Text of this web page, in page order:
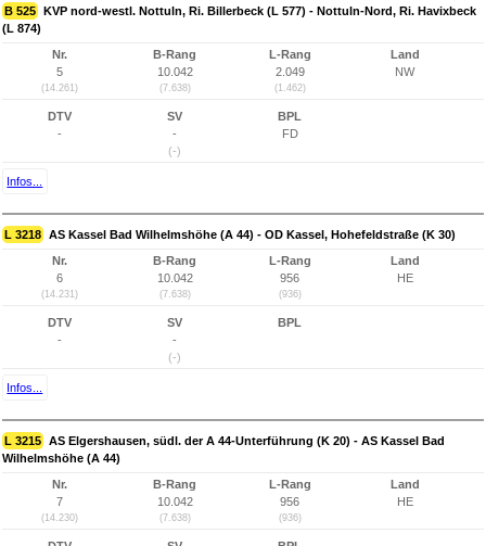
B 525 KVP nord-westl. Nottuln, Ri. Billerbeck (L 577) - Nottuln-Nord, Ri. Havixbeck
(L 874)
Nr.
5
(14.261)
B-Rang
10.042
(7.638)
L-Rang
2.049
(1.462)
Land
NW
DTV
-
SV
-
(-)
BPL
FD
Infos...
L 3218 AS Kassel Bad Wilhelmshöhe (A 44) - OD Kassel, Hohefeldstraße (K 30)
Nr.
6
(14.231)
B-Rang
10.042
(7.638)
L-Rang
956
(936)
Land
HE
DTV
-
SV
-
(-)
BPL
Infos...
L 3215 AS Elgershausen, südl. der A 44-Unterführung (K 20) - AS Kassel Bad
Wilhelmshöhe (A 44)
Nr.
7
(14.230)
B-Rang
10.042
(7.638)
L-Rang
956
(936)
Land
HE